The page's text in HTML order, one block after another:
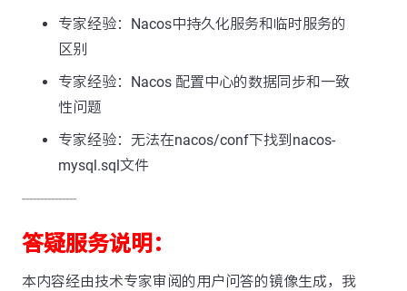
专家经验：Nacos中持久化服务和临时服务的
区别
专家经验：Nacos 配置中心的数据同步和一致
性问题
专家经验：无法在nacos/conf下找到nacos-
mysql.sql文件
---------------
答疑服务说明：
本内容经由技术专家审阅的用户问答的镜像生成，我